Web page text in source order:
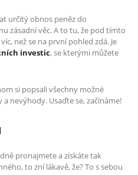
určitý obnos peněz do
zásadní věc. A to tu, že pod tímto
než se na první pohled zdá. Je
investic, se kterými můžete
si popsali všechny možné
nevýhody. Usaďte se, začínáme!
pronajmete a získáte tak
to zní lákavě, že? To s sebou